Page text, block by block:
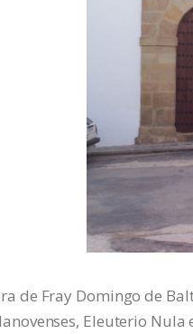
de Fray Domingo de
Eleuterio